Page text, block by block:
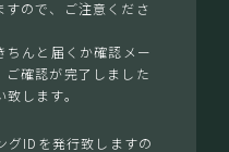
ので、ご注意くださ
んと届くか確認メー
ご確認が完了しました
します。
IDを発行致しますの